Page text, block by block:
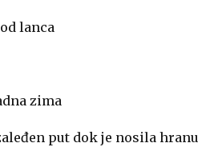
lanca
zima
put dok je nosila hranu